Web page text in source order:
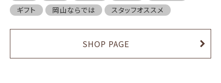
ギフト
岡山ならでは スタッフオススメ
SHOP PAGE